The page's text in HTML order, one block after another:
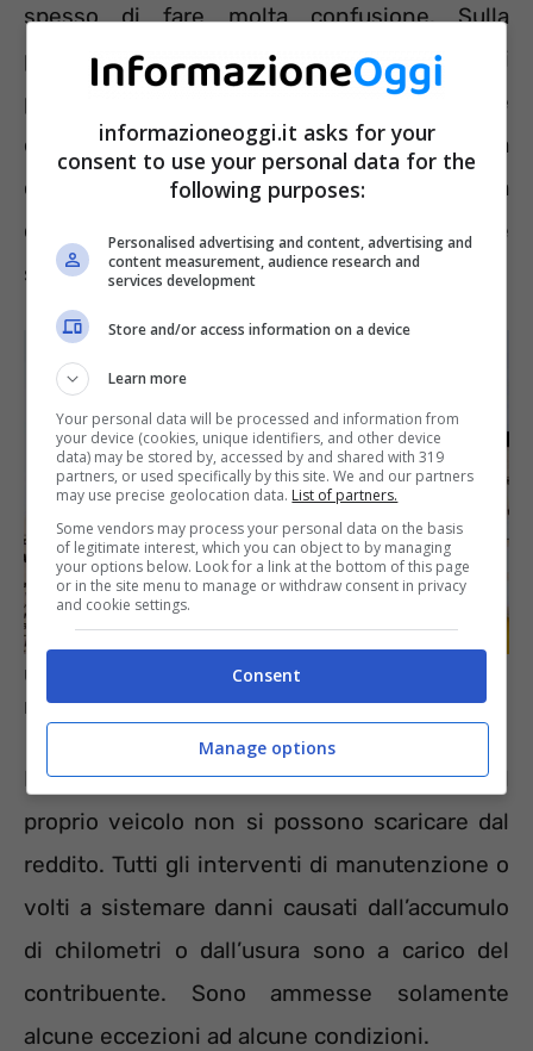
spesso di fare molta confusione. Sulla
percentuale di detrazione, sul metodo di
pagamento consentito, sull’incapienza fiscale
e le fatture da conservare. Tanti dettagli da
conoscere per poter compilare in maniera
corretta il 730. Ad esempio è possibile
scaricare le spese di riparazione delle auto?
Una sola condizione per scaricare le spese auto nel 739 –
Informazioneoggi.it
In generale, le spese di riparazione del
proprio veicolo non si possono scaricare dal
reddito. Tutti gli interventi di manutenzione o
volti a sistemare danni causati dall’accumulo
di chilometri o dall’usura sono a carico del
contribuente. Sono ammesse solamente
alcune eccezioni ad alcune condizioni.
informazioneoggi.it asks for your
consent to use your personal data for the
following purposes:
Personalised advertising and content, advertising and
content measurement, audience research and
services development
Store and/or access information on a device
Learn more
Your personal data will be processed and information from
your device (cookies, unique identifiers, and other device
data) may be stored by, accessed by and shared with 319
partners, or used specifically by this site. We and our partners
may use precise geolocation data. List of partners.
Some vendors may process your personal data on the basis
of legitimate interest, which you can object to by managing
your options below. Look for a link at the bottom of this page
or in the site menu to manage or withdraw consent in privacy
and cookie settings.
Consent
Manage options